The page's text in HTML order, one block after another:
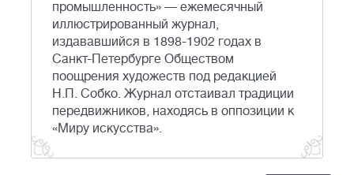
промышленность» — ежемесячный
иллюстрированный журнал,
издававшийся в 1898-1902 годах в
Санкт-Петербурге Обществом
поощрения художеств под редакцией
Н.П. Собко. Журнал отстаивал традиции
передвижников, находясь в оппозиции к
«Миру искусства».